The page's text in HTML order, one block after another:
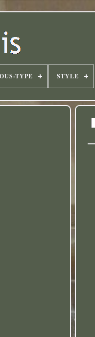
TYPE STYLE